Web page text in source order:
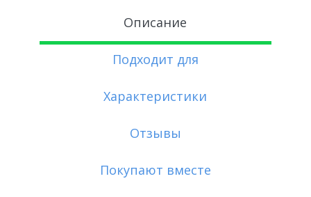
Описание
Подходит для
Характеристики
Отзывы
Покупают вместе